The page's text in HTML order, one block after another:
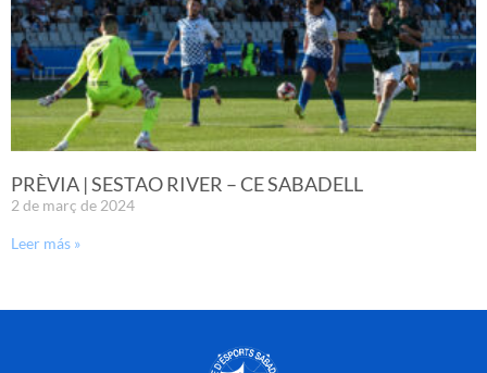
PRÈVIA | SESTAO RIVER – CE SABADELL
2 de març de 2024
Leer más »